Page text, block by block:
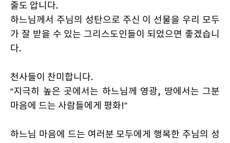
줄도 압니다.
하느님께서 주님의 성탄으로 주신 이 선물을 우리 모두
가 잘 받을 수 있는 그리스도인들이 되었으면 좋겠습니
다.
천사들이 찬미합니다.
“지극히 높은 곳에서는 하느님께 영광, 땅에서는 그분
마음에 드는 사람들에게 평화!”
하느님 마음에 드는 여러분 모두에게 행복한 주님의 성